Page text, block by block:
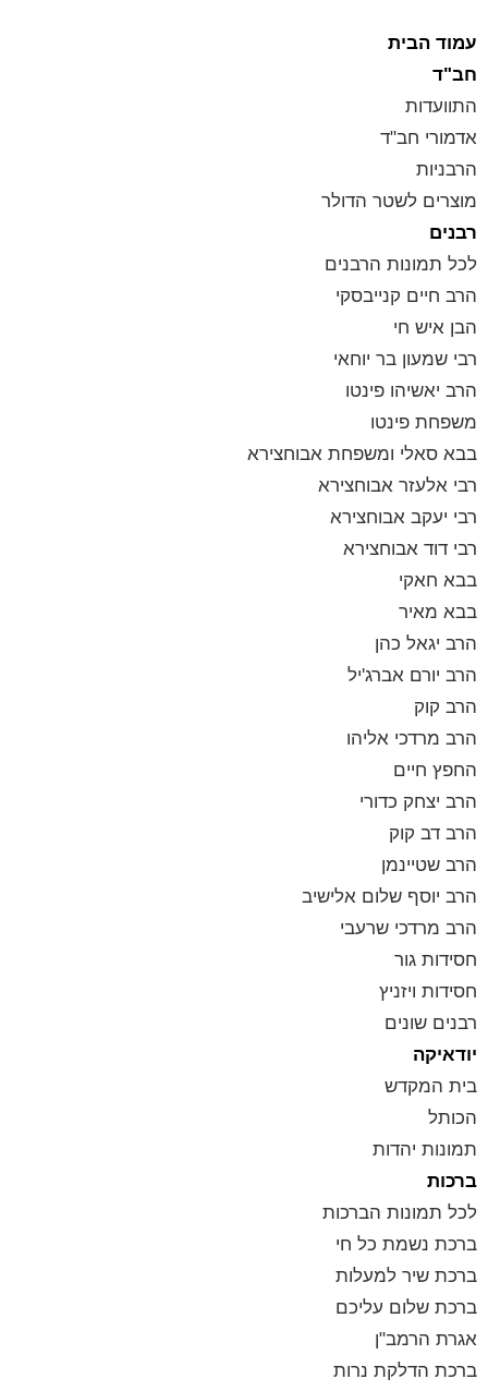
עמוד הבית
חב"ד
התוועדות
אדמורי חב"ד
הרבניות
מוצרים לשטר הדולר
רבנים
לכל תמונות הרבנים
הרב חיים קנייבסקי
הבן איש חי
רבי שמעון בר יוחאי
הרב יאשיהו פינטו
משפחת פינטו
בבא סאלי ומשפחת אבוחצירא
רבי אלעזר אבוחצירא
רבי יעקב אבוחצירא
רבי דוד אבוחצירא
בבא חאקי
בבא מאיר
הרב יגאל כהן
הרב יורם אברג'יל
הרב קוק
הרב מרדכי אליהו
החפץ חיים
הרב יצחק כדורי
הרב דב קוק
הרב שטיינמן
הרב יוסף שלום אלישיב
הרב מרדכי שרעבי
חסידות גור
חסידות ויזניץ
רבנים שונים
יודאיקה
בית המקדש
הכותל
תמונות יהדות
ברכות
לכל תמונות הברכות
ברכת נשמת כל חי
ברכת שיר למעלות
ברכת שלום עליכם
אגרת הרמב"ן
ברכת הדלקת נרות